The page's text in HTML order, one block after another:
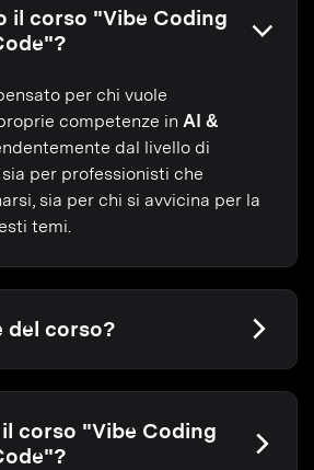
il corso "Vibe Coding
per chi vuole
competenze in AI &
dal livello di
per professionisti che
sia per chi si avvicina per la
temi.
del corso?
corso "Vibe Coding